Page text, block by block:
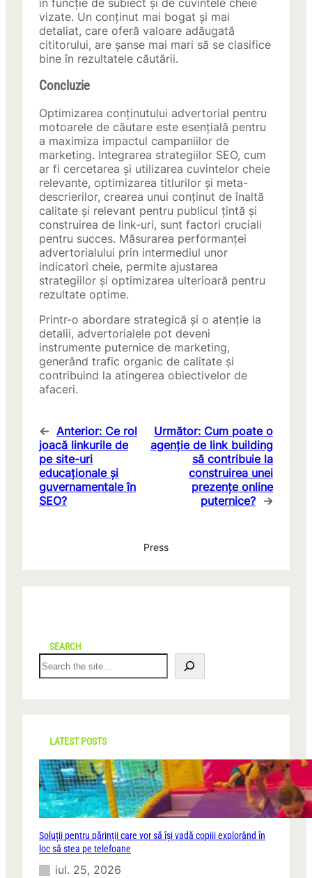
în funcție de subiect și de cuvintele cheie
vizate. Un conținut mai bogat și mai
detaliat, care oferă valoare adăugată
cititorului, are șanse mai mari să se clasifice
bine în rezultatele căutării.
Concluzie
Optimizarea conținutului advertorial pentru
motoarele de căutare este esențială pentru
a maximiza impactul campaniilor de
marketing. Integrarea strategiilor SEO, cum
ar fi cercetarea și utilizarea cuvintelor cheie
relevante, optimizarea titlurilor și meta-
descrierilor, crearea unui conținut de înaltă
calitate și relevant pentru publicul țintă și
construirea de link-uri, sunt factori cruciali
pentru succes. Măsurarea performanței
advertorialului prin intermediul unor
indicatori cheie, permite ajustarea
strategiilor și optimizarea ulterioară pentru
rezultate optime.
Printr-o abordare strategică și o atenție la
detalii, advertorialele pot deveni
instrumente puternice de marketing,
generând trafic organic de calitate și
contribuind la atingerea obiectivelor de
afaceri.
← Anterior: Ce rol
joacă linkurile de
pe site-uri
educaționale și
guvernamentale în
SEO?
Următor: Cum poate o
agenție de link building
să contribuie la
construirea unei
prezențe online
puternice? →
Press
SEARCH
S
e
r
c
LATEST POSTS
Soluții pentru părinții care vor să își vadă copiii explorând în
loc să stea pe telefoane
iul. 25, 2026